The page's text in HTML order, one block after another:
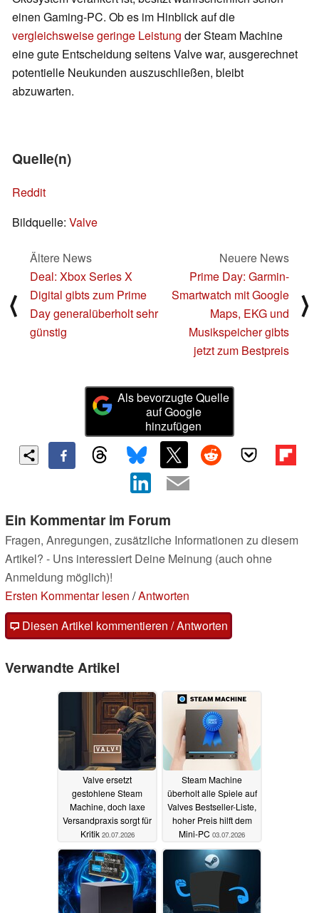
einen Gaming-PC. Ob es im Hinblick auf die
vergleichsweise geringe Leistung der Steam Machine
eine gute Entscheidung seitens Valve war, ausgerechnet
potentielle Neukunden auszuschließen, bleibt
abzuwarten.
Quelle(n)
Reddit
Bildquelle: Valve
⟨
Ältere News
Deal: Xbox Series X
Digital gibts zum Prime
Day generalüberholt sehr
günstig
Neuere News
Prime Day: Garmin-
Smartwatch mit Google
Maps, EKG und
Musikspeicher gibts
jetzt zum Bestpreis
⟩
Als bevorzugte Quelle
auf Google
hinzufügen
Ein Kommentar im Forum
Fragen, Anregungen, zusätzliche Informationen zu diesem
Artikel? - Uns interessiert Deine Meinung (auch ohne
Anmeldung möglich)!
Ersten Kommentar lesen /Antworten
Diesen Artikel kommentieren / Antworten
Verwandte Artikel
Valve ersetzt
gestohlene Steam
Machine, doch laxe
Versandpraxis sorgt für
Kritik 20.07.2026
Steam Machine
überholt alle Spiele auf
Valves Bestseller-Liste,
hoher Preis hilft dem
Mini-PC 03.07.2026